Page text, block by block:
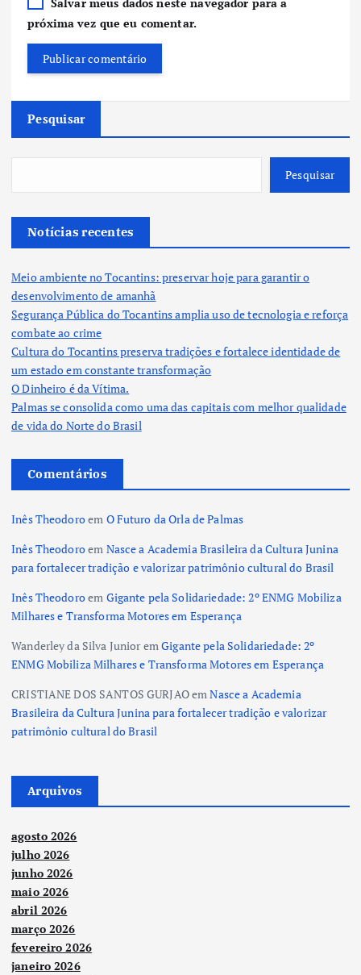
próxima vez que eu comentar.
Pesquisar
Pesquisar
Notícias recentes
Meio ambiente no Tocantins: preservar hoje para garantir o
desenvolvimento de amanhã
Segurança Pública do Tocantins amplia uso de tecnologia e reforça
combate ao crime
Cultura do Tocantins preserva tradições e fortalece identidade de
um estado em constante transformação
O Dinheiro é da Vítima.
Palmas se consolida como uma das capitais com melhor qualidade
de vida do Norte do Brasil
Comentários
Inês Theodoroem O Futuro da Orla de Palmas
Inês Theodoroem Nasce a Academia Brasileira da Cultura Junina
para fortalecer tradição e valorizar patrimônio cultural do Brasil
Inês Theodoroem Gigante pela Solidariedade: 2º ENMG Mobiliza
Milhares e Transforma Motores em Esperança
Wanderley da Silva JunioremGigante pela Solidariedade: 2º
ENMG Mobiliza Milhares e Transforma Motores em Esperança
CRISTIANE DOS SANTOS GURJAOemNasce a Academia
Brasileira da Cultura Junina para fortalecer tradição e valorizar
patrimônio cultural do Brasil
Arquivos
agosto 2026
julho 2026
junho 2026
maio 2026
abril 2026
março 2026
fevereiro 2026
janeiro 2026